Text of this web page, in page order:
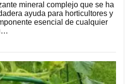
mineral complejo que se ha
ayuda para horticultores y
esencial de cualquier